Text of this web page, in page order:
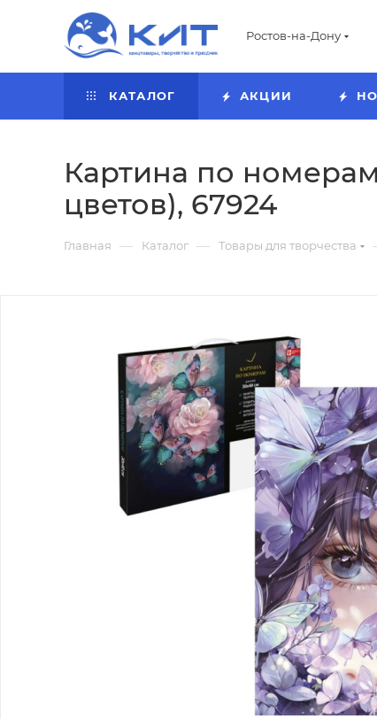
Ростов-на-Дону
КАТАЛОГ АКЦИИ
Картина по
цветов), 67924
Главная — Каталог — Товары для творчества